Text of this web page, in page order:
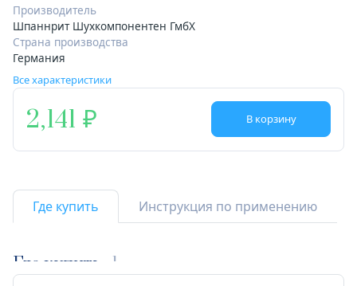
Производитель
Шпаннрит Шухкомпонентен ГмбХ
Страна производства
Германия
Все характеристики
2,141 В корзину
Где купить Инструкция по применению
Где купить 1